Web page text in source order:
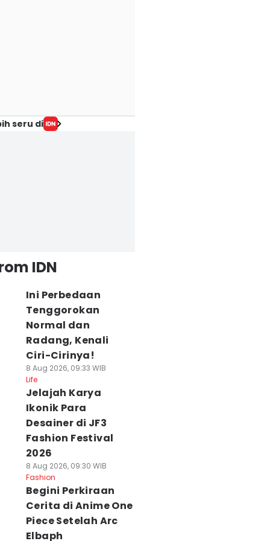
seru di
IDN
Ini Perbedaan
Tenggorokan
Normal dan
Radang, Kenali
Ciri-Cirinya!
8 Aug 2026, 09:33 WIB
Life
Jelajah Karya
Ikonik Para
Desainer di JF3
Fashion Festival
2026
8 Aug 2026, 09:30 WIB
Fashion
Begini Perkiraan
Cerita di Anime One
Piece Setelah Arc
Elbaph